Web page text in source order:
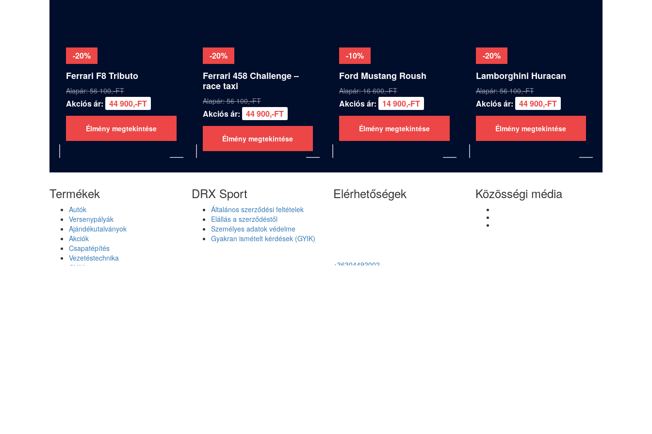
-20%
Ferrari F8 Tributo
Alapár: 56 100,-FT
Akciós ár: 44 900,-FT
Élmény megtekintése
-20%
Ferrari 458 Challenge –
race taxi
Alapár: 56 100,-FT
Akciós ár: 44 900,-FT
Élmény megtekintése
-10%
Ford Mustang Roush
Alapár: 16 600,-FT
Akciós ár: 14 900,-FT
Élmény megtekintése
-20%
Lamborghini Huracan
Alapár: 56 100,-FT
Akciós ár: 44 900,-FT
Élmény megtekintése
Termékek
Autók
Versenypályák
Ajándékutalványok
Akciók
Csapatépítés
Vezetéstechnika
GYIK
DRX Sport
Általános szerződési feltételek
Elállás a szerződéstől
Személyes adatok védelme
Gyakran ismételt kérdések (GYIK)
Elérhetőségek
+36304492002
Közösségi média